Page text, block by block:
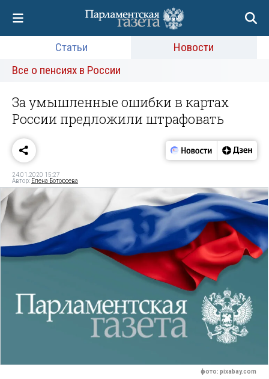
Статьи
Новости
Все о пенсиях в России
За умышленные ошибки в картах
России предложили штрафовать
24.01.2020 15:27
Автор: Елена Ботороева
фото: pixabay.com